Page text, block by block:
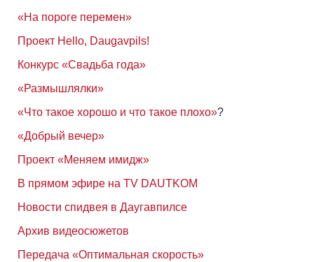
«На пороге перемен»
Проект Hello, Daugavpils!
Конкурс «Свадьба года»
«Размышлялки»
«Что такое хорошо и что такое плохо»?
«Добрый вечер»
Проект «Меняем имидж»
В прямом эфире на TV DAUTKOM
Новости спидвея в Даугавпилсе
Архив видеосюжетов
Передача «Оптимальная скорость»